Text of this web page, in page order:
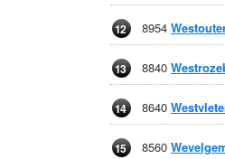
12 8954
13 8840
14 8640
15 8560